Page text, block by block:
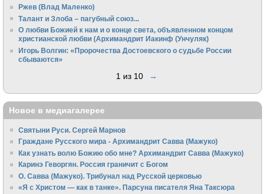
Ржев (Влад Маленко)
Талант и Злоба – пагубный союз...
О любви Божией к нам и о конце света, объявленном концом
христианской любви (Архимандрит Иакинф (Унчуляк)
Игорь Волгин: «Пророчества Достоевского о судьбе России
сбываются»
1 из 10 →
Новое в медиагалерее
Святыни Руси. Сергей Марнов
Граждане Русского мира - Архимандрит Савва (Мажуко)
Как узнать волю Божию обо мне? Архимандрит Савва (Мажуко)
Каринэ Геворгян. Россия граничит с Богом
О. Савва (Мажуко). Трибунал над Русской церковью
«Я с Христом — как в танке». Парсуна писателя Яна Таксюра